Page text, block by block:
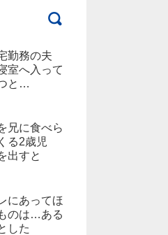
勤務の夫
室へ入って
と…
兄に食べら
る2歳児
出すと
にあってほ
のは…ある
した